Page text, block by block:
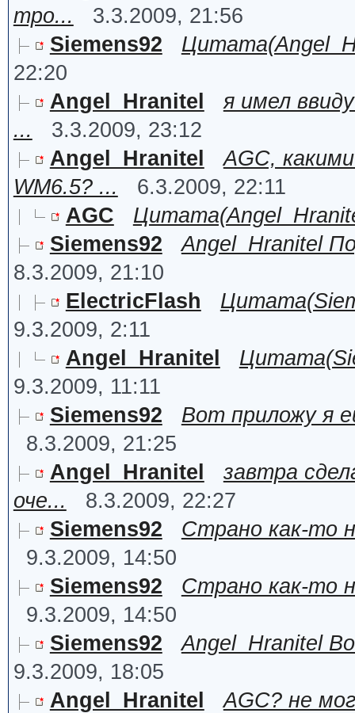
тро...
3.3.2009, 21:56
Siemens92
22:20
Angel_Hranitel
я имел
...
3.3.2009, 23:12
Angel_Hranitel
AGC,
WM6.5? ...
6.3.2009, 22:11
AGC
Siemens92
Angel_Hranitel
8.3.2009, 21:10
ElectricFlash
9.3.2009, 2:11
Angel_Hranitel
9.3.2009, 11:11
Siemens92
Вот приложу я
8.3.2009, 21:25
Angel_Hranitel
завтра
оче...
8.3.2009, 22:27
Siemens92
Страно как-то
9.3.2009, 14:50
Siemens92
Страно как-то
9.3.2009, 14:50
Siemens92
Angel_Hranitel
9.3.2009, 18:05
Angel_Hranitel
AGC? не